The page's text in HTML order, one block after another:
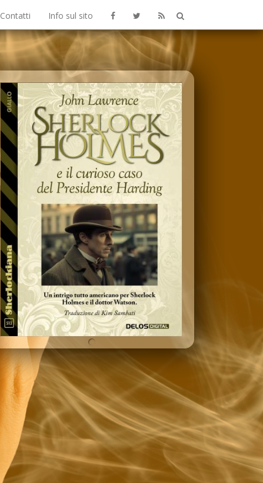
Contatti Info sul sito